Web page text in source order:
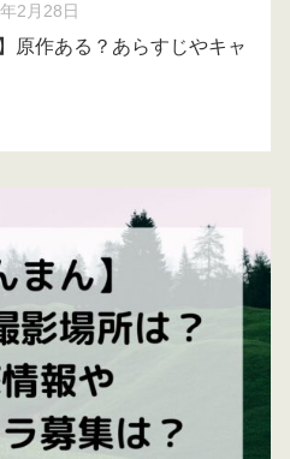
2月28日
原作ある？あらすじやキャ